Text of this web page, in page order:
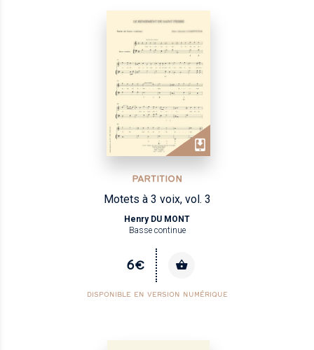
PARTITION
Motets à 3 voix, vol. 3
Henry DU MONT
Basse continue
6€
DISPONIBLE EN VERSION NUMÉRIQUE